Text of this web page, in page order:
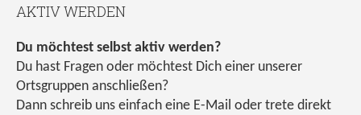
AKTIV WERDEN
Du möchtest selbst aktiv werden?
Du hast Fragen oder möchtest Dich einer unserer
Ortsgruppen anschließen?
Dann schreib uns einfach eine E-Mail oder trete direkt